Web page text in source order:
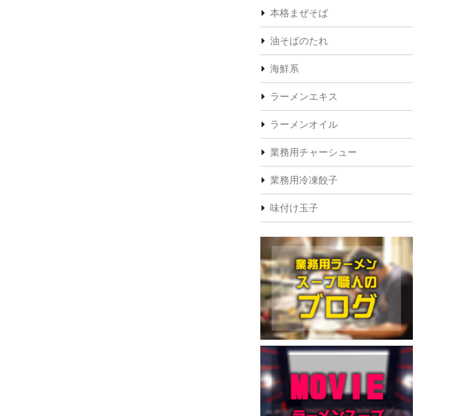
本格まぜそば
油そばのたれ
海鮮系
ラーメンエキス
ラーメンオイル
業務用チャーシュー
業務用冷凍餃子
味付け玉子